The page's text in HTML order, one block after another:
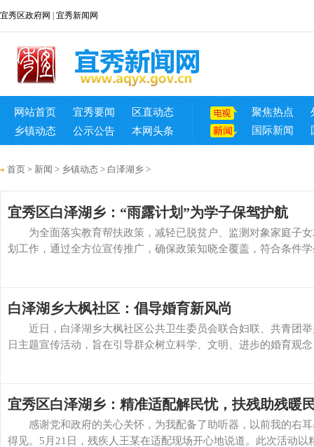
宜秀区政府网 宜秀新闻网
网站首页 宜秀要闻
区直动态
乡镇动态
公示公告 本网头条
聚焦热点
国际新闻
首页 > 新闻 > 乡镇动态 > 白泽湖乡 >
宜秀区白泽湖乡：“雨露计划”为学子保驾护航
为全面落实教育帮扶政策，减轻已脱贫户、监测对象家庭子女
划工作，通过全方位宣传推广，确保政策知晓全覆盖，符合条件
白泽湖乡大枫社区：倡导婚育新风尚
近日，白泽湖乡大枫社区公共卫生委员会联合妇联、共青团举
日主题宣传活动，旨在引导群众树立科学、文明、进步的婚育观
宜秀区白泽湖乡：精准适配解民忧，扶残助残暖
感谢党和政府的关心关怀，为我配备了助听器，以前我的右耳
得见。5月21日，残疾人王某在适配现场开心地说道。此次活动